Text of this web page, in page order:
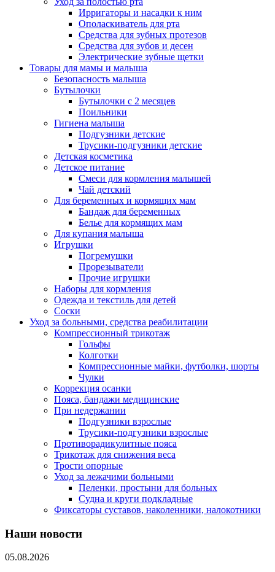
Ирригаторы и насадки к ним
Ополаскиватель для рта
Средства для зубных протезов
Средства для зубов и десен
Электрические зубные щетки
Товары для мамы и малыша
Безопасность малыша
Бутылочки
Бутылочки с 2 месяцев
Поильники
Гигиена малыша
Подгузники детские
Трусики-подгузники детские
Детская косметика
Детское питание
Смеси для кормления малышей
Чай детский
Для беременных и кормящих мам
Бандаж для беременных
Белье для кормящих мам
Для купания малыша
Игрушки
Погремушки
Прорезыватели
Прочие игрушки
Наборы для кормления
Одежда и текстиль для детей
Соски
Уход за больными, средства реабилитации
Компрессионный трикотаж
Гольфы
Колготки
Компрессионные майки, футболки, шорты
Чулки
Коррекция осанки
Пояса, бандажи медицинские
При недержании
Подгузники взрослые
Трусики-подгузники взрослые
Противорадикулитные пояса
Трикотаж для снижения веса
Трости опорные
Уход за лежачими больными
Пеленки, простыни для больных
Судна и круги подкладные
Фиксаторы суставов, наколенники, налокотники
Наши новости
05.08.2026